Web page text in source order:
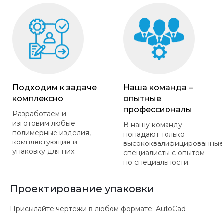
Подходим к задаче
комплексно
Разработаем и
изготовим любые
полимерные изделия,
комплектующие и
упаковку для них.
Наша команда –
опытные
профессионалы
В нашу команду
попадают только
специалисты с опытом
по специальности.
Проектирование упаковки
Присылайте чертежи в любом формате: AutoCad